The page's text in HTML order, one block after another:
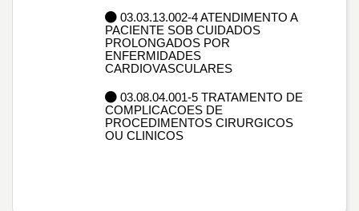
03.03.13.002-4 ATENDIMENTO A
PACIENTE SOB CUIDADOS
PROLONGADOS POR
ENFERMIDADES
CARDIOVASCULARES
03.08.04.001-5 TRATAMENTO DE
COMPLICACOES DE
PROCEDIMENTOS CIRURGICOS
OU CLINICOS